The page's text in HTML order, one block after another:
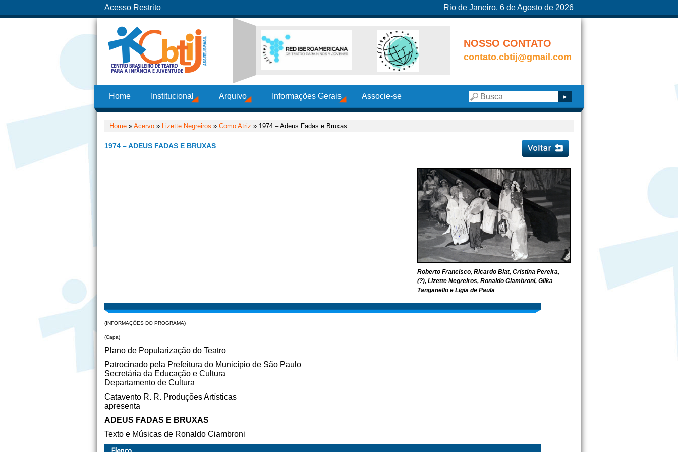
Acesso Restrito Rio de Janeiro, 6 de Agosto de 2026
NOSSO CONTATO
contato.cbtij@gmail.com
Home Institucional Arquivo Informações Gerais Associe-se
Home » Acervo » Lizette Negreiros » Como Atriz » 1974 – Adeus Fadas e Bruxas
1974 – ADEUS FADAS E BRUXAS
Roberto Francisco, Ricardo Blat, Cristina Pereira,
(?), Lizette Negreiros, Ronaldo Ciambroni, Gilka
Tanganello e Ligia de Paula
(INFORMAÇÕES DO PROGRAMA)
(Capa)
Plano de Popularização do Teatro
Patrocinado pela Prefeitura do Município de São Paulo
Secretária da Educação e Cultura
Departamento de Cultura
Catavento R. R. Produções Artísticas
apresenta
ADEUS FADAS E BRUXAS
Texto e Músicas de Ronaldo Ciambroni